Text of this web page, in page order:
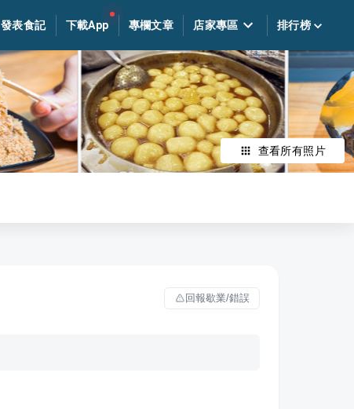
發表食記 下載App 專欄文章 店家專區 排行榜
查看所有照片
回報歇業/錯誤